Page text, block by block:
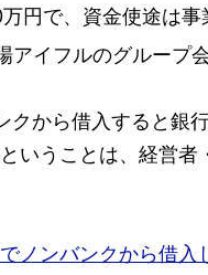
円で、資金使途は
アイフルのグループ
クから借入すると銀
いうことは、経営
ノンバンクから借入